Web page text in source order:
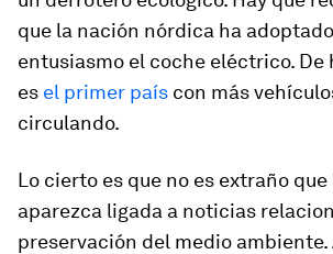
que la nación nórdica ha
entusiasmo el coche eléctrico. De
es el primer país con más
circulando.
Lo cierto es que no es extraño que
aparezca ligada a noticias
preservación del medio ambiente.